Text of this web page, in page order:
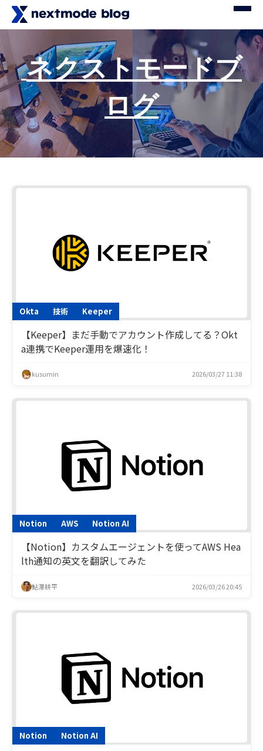
ネクストモードブ
ログ
Okta 技術 Keeper
【Keeper】まだ手動でアカウント作成してる？Okt
a連携でKeeper運用を爆速化！
kusumin 2026/03/27 11:38
Notion AWS Notion AI
【Notion】カスタムエージェントを使ってAWS Hea
lth通知の英文を翻訳してみた
鮎澤耕平 2026/03/26 20:45
Notion Notion AI